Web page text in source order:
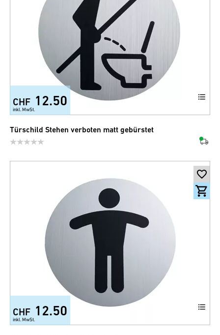
CHF 12.50
inkl. MwSt.
Türschild Stehen verboten matt gebürstet
CHF 12.50
inkl. MwSt.